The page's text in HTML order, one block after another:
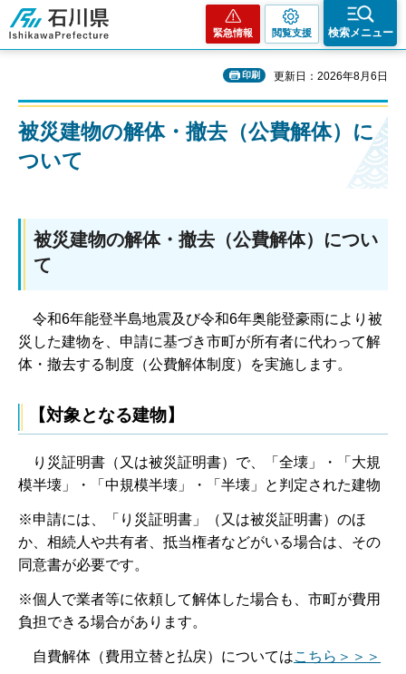
石川県
緊急情報 閲覧支援 検索メニュー
印刷 更新日：2026年8月6日
被災建物の解体・撤去（公費解体）に
ついて
被災建物の解体・撤去（公費解体）につい
て
令和6年能登半島地震及び令和6年奥能登豪雨により被
災した建物を、申請に基づき市町が所有者に代わって解
体・撤去する制度（公費解体制度）を実施します。
【対象となる建物】
り災証明書（又は被災証明書）で、「全壊」・「大規
模半壊」・「中規模半壊」・「半壊」と判定された建物
※申請には、「り災証明書」（又は被災証明書）のほ
か、相続人や共有者、抵当権者などがいる場合は、その
同意書が必要です。
※個人で業者等に依頼して解体した場合も、市町が費用
負担できる場合があります。
自費解体（費用立替と払戻）についてはこちら＞＞＞